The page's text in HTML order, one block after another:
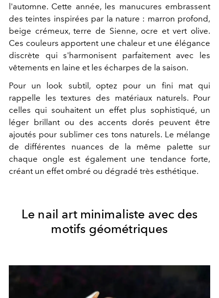
l'automne. Cette année, les manucures embrassent
des teintes inspirées par la nature : marron profond,
beige crémeux, terre de Sienne, ocre et vert olive.
Ces couleurs apportent une chaleur et une élégance
discrète qui s'harmonisent parfaitement avec les
vêtements en laine et les écharpes de la saison.
Pour un look subtil, optez pour un fini mat qui
rappelle les textures des matériaux naturels. Pour
celles qui souhaitent un effet plus sophistiqué, un
léger brillant ou des accents dorés peuvent être
ajoutés pour sublimer ces tons naturels. Le mélange
de différentes nuances de la même palette sur
chaque ongle est également une tendance forte,
créant un effet ombré ou dégradé très esthétique.
Le nail art minimaliste avec des
motifs géométriques